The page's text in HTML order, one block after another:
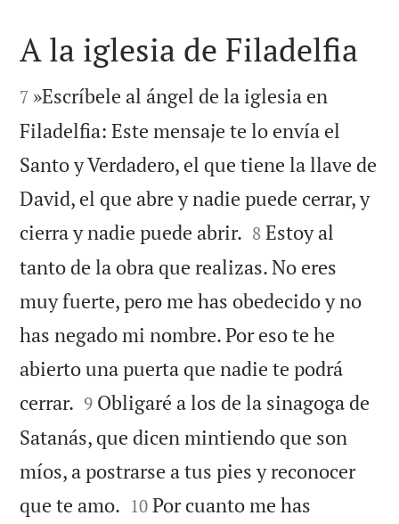

A la iglesia de Filadelfia

7 »Escríbele al ángel de la iglesia en
Filadelfia: Este mensaje te lo envía el
Santo y Verdadero, el que tiene la llave de
David, el que abre y nadie puede cerrar, y
cierra y nadie puede abrir. 

8 Estoy al
tanto de la obra que realizas. No eres
muy fuerte, pero me has obedecido y no
has negado mi nombre. Por eso te he
abierto una puerta que nadie te podrá
cerrar. 

9 Obligaré a los de la sinagoga de
Satanás, que dicen mintiendo que son
míos, a postrarse a tus pies y reconocer
que te amo. 

10 Por cuanto me has